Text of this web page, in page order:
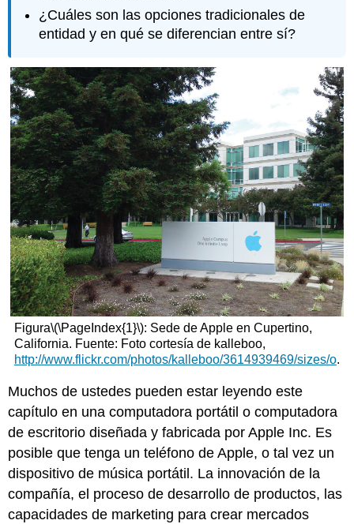
¿Cuáles son las opciones tradicionales de
entidad y en qué se diferencian entre sí?
Figura\(\PageIndex{1}\): Sede de Apple en Cupertino,
California. Fuente: Foto cortesía de kalleboo,
http://www.flickr.com/photos/kalleboo/3614939469/sizes/o.
Muchos de ustedes pueden estar leyendo este
capítulo en una computadora portátil o computadora
de escritorio diseñada y fabricada por Apple Inc. Es
posible que tenga un teléfono de Apple, o tal vez un
dispositivo de música portátil. La innovación de la
compañía, el proceso de desarrollo de productos, las
capacidades de marketing para crear mercados